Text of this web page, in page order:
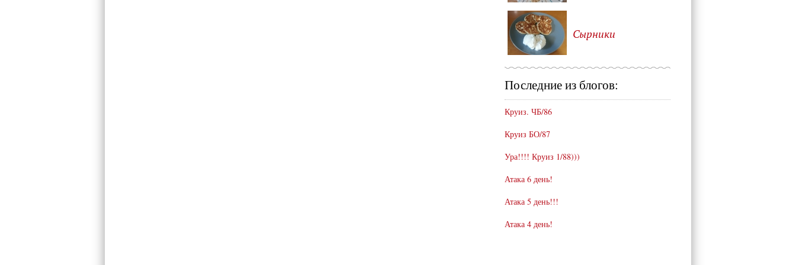
Сырники
Последние из блогов:
Круиз. ЧБ/86
Круиз БО/87
Ура!!!! Круиз 1/88)))
Атака 6 день!
Атака 5 день!!!
Атака 4 день!